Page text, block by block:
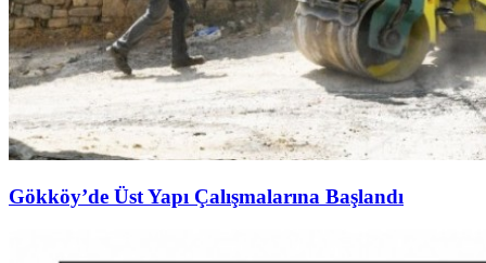
Gökköy’de Üst Yapı Çalışmalarına Başlandı